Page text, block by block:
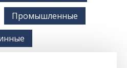
Промышленные